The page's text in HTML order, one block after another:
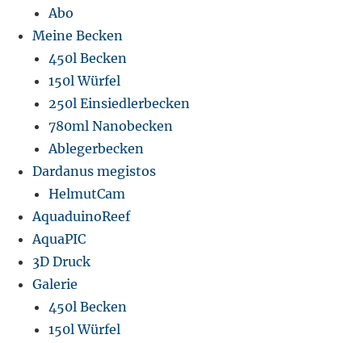
Abo
Meine Becken
450l Becken
150l Würfel
250l Einsiedlerbecken
780ml Nanobecken
Ablegerbecken
Dardanus megistos
HelmutCam
AquaduinoReef
AquaPIC
3D Druck
Galerie
450l Becken
150l Würfel